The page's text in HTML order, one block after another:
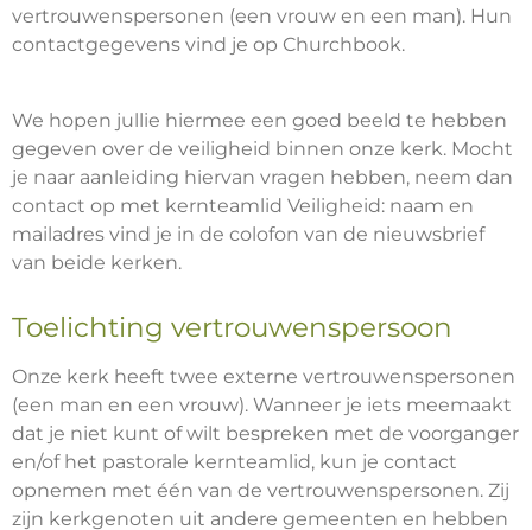
vertrouwenspersonen (een vrouw en een man). Hun
contactgegevens vind je op Churchbook.
We hopen jullie hiermee een goed beeld te hebben
gegeven over de veiligheid binnen onze kerk. Mocht
je naar aanleiding hiervan vragen hebben, neem dan
contact op met kernteamlid Veiligheid: naam en
mailadres vind je in de colofon van de nieuwsbrief
van beide kerken.
Toelichting vertrouwenspersoon
Onze kerk heeft twee externe vertrouwenspersonen
(een man en een vrouw). Wanneer je iets meemaakt
dat je niet kunt of wilt bespreken met de voorganger
en/of het pastorale kernteamlid, kun je contact
opnemen met één van de vertrouwenspersonen. Zij
zijn kerkgenoten uit andere gemeenten en hebben